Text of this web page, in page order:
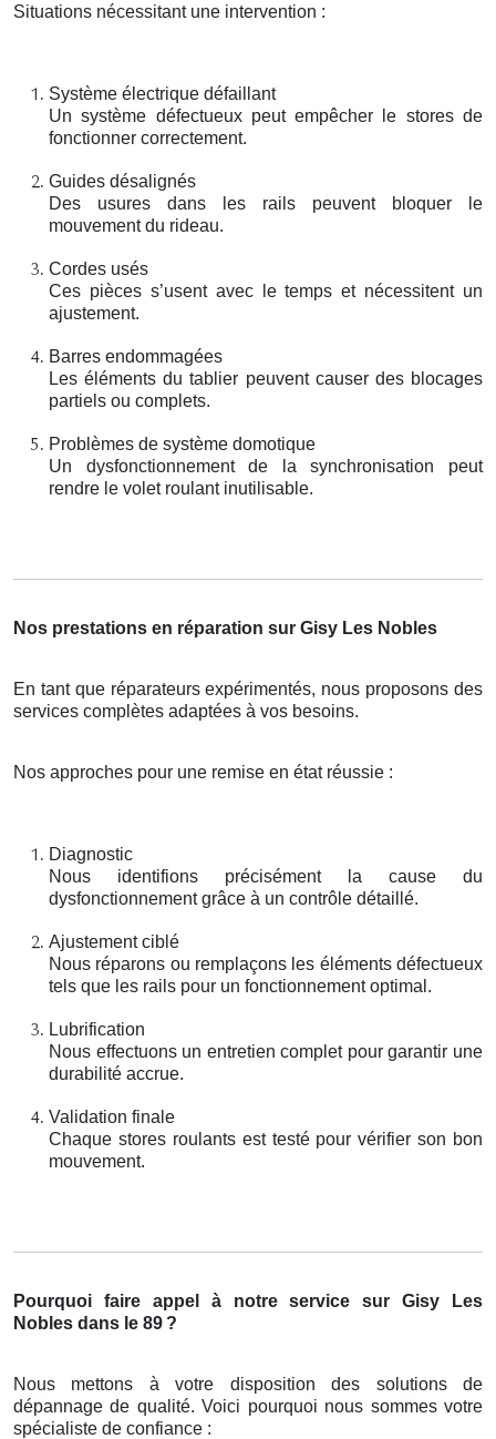
Situations nécessitant une intervention :
Système électrique défaillant
Un système défectueux peut empêcher le stores de
fonctionner correctement.
Guides désalignés
Des usures dans les rails peuvent bloquer le
mouvement du rideau.
Cordes usés
Ces pièces s’usent avec le temps et nécessitent un
ajustement.
Barres endommagées
Les éléments du tablier peuvent causer des blocages
partiels ou complets.
Problèmes de système domotique
Un dysfonctionnement de la synchronisation peut
rendre le volet roulant inutilisable.
Nos prestations en réparation sur Gisy Les Nobles
En tant que réparateurs expérimentés, nous proposons des
services complètes adaptées à vos besoins.
Nos approches pour une remise en état réussie :
Diagnostic
Nous identifions précisément la cause du
dysfonctionnement grâce à un contrôle détaillé.
Ajustement ciblé
Nous réparons ou remplaçons les éléments défectueux
tels que les rails pour un fonctionnement optimal.
Lubrification
Nous effectuons un entretien complet pour garantir une
durabilité accrue.
Validation finale
Chaque stores roulants est testé pour vérifier son bon
mouvement.
Pourquoi faire appel à notre service sur Gisy Les
Nobles dans le 89 ?
Nous mettons à votre disposition des solutions de
dépannage de qualité. Voici pourquoi nous sommes votre
spécialiste de confiance :